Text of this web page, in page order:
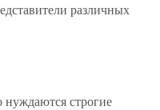
различных
нуждаются строгие